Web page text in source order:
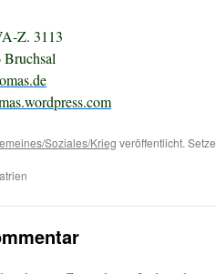
Z. 3113
Soziales/Krieg veröffentlicht.